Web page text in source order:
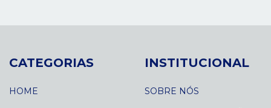
CATEGORIAS
HOME
INSTITUCIONAL
SOBRE NÓS